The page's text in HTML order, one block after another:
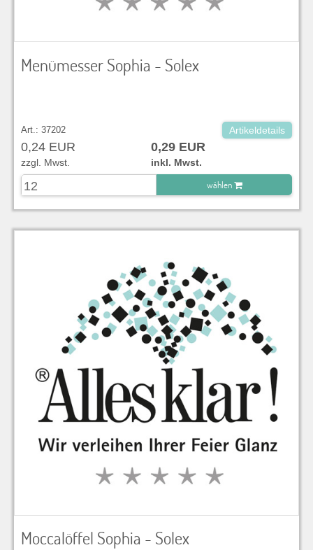
Menümesser Sophia - Solex
Art.: 37202 Artikeldetails
0,24 EUR 0,29 EUR
zzgl. Mwst.
inkl. Mwst.
wählen
zu Warenkorb hinzugefügt.
Moccalöffel Sophia - Solex